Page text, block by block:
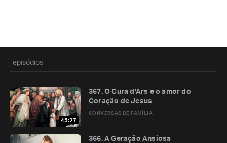
episódios
45:27
CONVERSAS DE FAMÍLIA
367. O Cura d’Ars e o amor do
Coração de Jesus
366. A Geração Ansiosa